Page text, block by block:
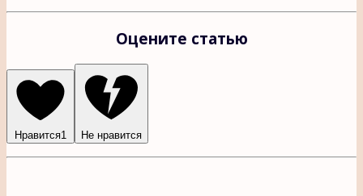
Оцените статью
Нравится1 Не нравится